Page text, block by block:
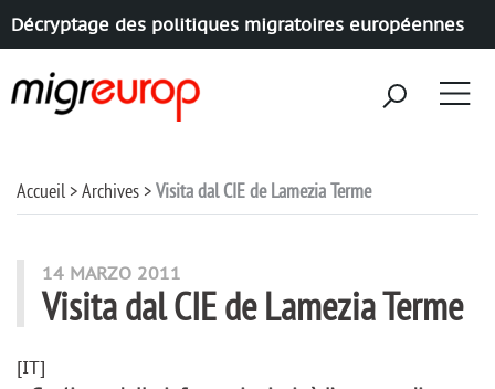
Décryptage des politiques migratoires européennes
Accueil Archives Visita dal CIE de Lamezia Terme
14 MARZO 2011
Visita dal CIE de Lamezia Terme
[IT]